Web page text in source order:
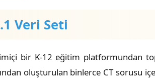
Veri Seti
bir K-12 eğitim platformundan
oluşturulan binlerce CT sorusu